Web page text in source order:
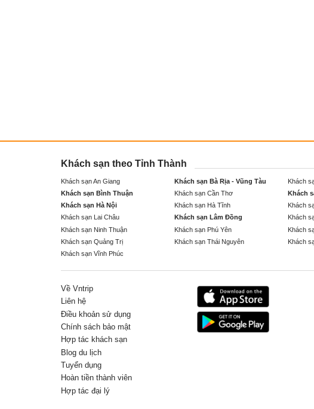
Khách sạn theo Tỉnh Thành
Khách sạn An Giang Khách sạn Bà Rịa - Vũng Tàu Khách
Khách sạn Bình Thuận
Khách sạn Cần Thơ Khách
Khách sạn Hà Nội
Khách sạn Hà Tĩnh Khách
Khách sạn Lai Châu
Khách sạn Lâm Đồng Khách
Khách sạn Ninh Thuận
Khách sạn Phú Yên Khách
Khách sạn Quảng Trị
Khách sạn Thái Nguyên Khách
Khách sạn Vĩnh Phúc
Về Vntrip
Liên hệ
Điều khoản sử dụng
Chính sách bảo mật
Hợp tác khách sạn
Blog du lịch
Tuyển dụng
Hoàn tiền thành viên
Hợp tác đại lý